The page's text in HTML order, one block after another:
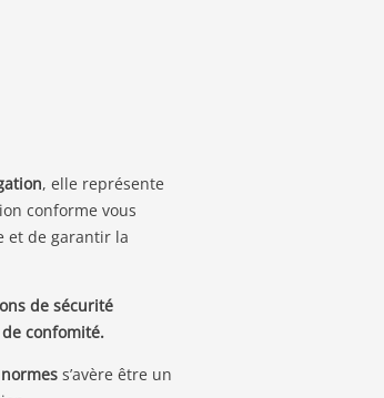
, elle représente
conforme vous
et de garantir la
de sécurité
confomité.
s’avère être un